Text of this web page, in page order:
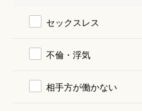
セックスレス
不倫・浮気
相手方が働かない